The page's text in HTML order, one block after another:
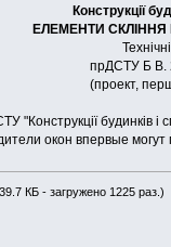
Конструкції
ЕЛЕМЕНТИ СКЛІННЯ
прДСТУ Б В.
(проект,
будинків і
окон впервые
КБ - загружено 1225 раз.)